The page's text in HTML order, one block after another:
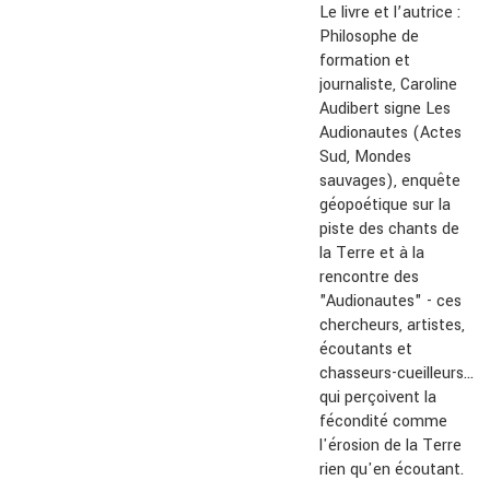
Le livre et l’autrice :
Philosophe de
formation et
journaliste, Caroline
Audibert signe Les
Audionautes (Actes
Sud, Mondes
sauvages), enquête
géopoétique sur la
piste des chants de
la Terre et à la
rencontre des
"Audionautes" - ces
chercheurs, artistes,
écoutants et
chasseurs-cueilleurs...
qui perçoivent la
fécondité comme
l'érosion de la Terre
rien qu'en écoutant.